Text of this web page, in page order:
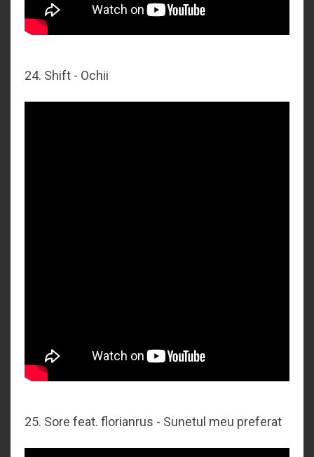
24. Shift - Ochii
25. Sore feat. florianrus - Sunetul meu preferat